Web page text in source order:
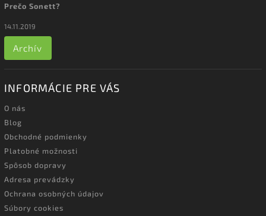
Prečo Sonett?
14.11.2019
Archív
INFORMÁCIE PRE VÁS
O nás
Blog
Obchodné podmienky
Platobné možnosti
Spôsob dopravy
Adresa prevádzky
Ochrana osobných údajov
Súbory cookies